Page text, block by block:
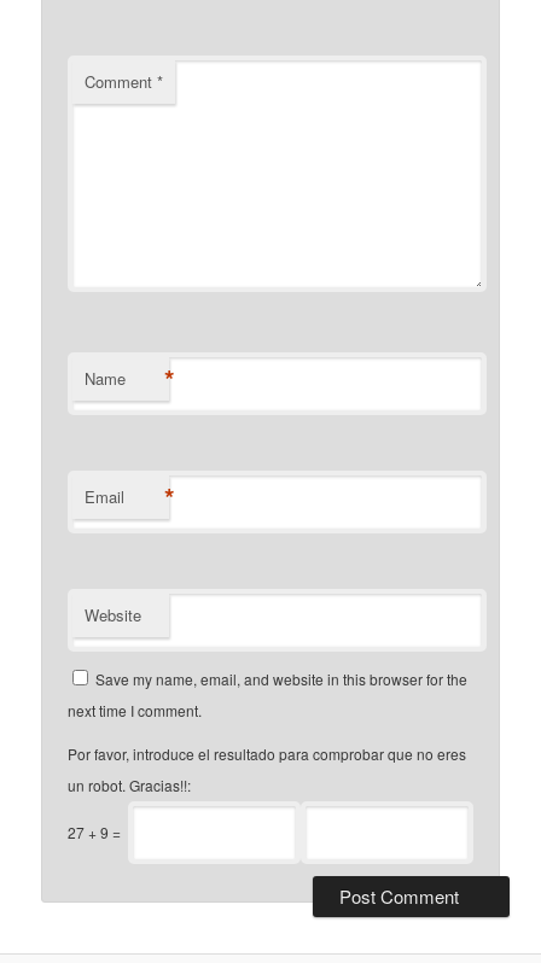
Comment*
Name *
Email *
Website
Save my name, email, and website in this browser for the
next time I comment.
Por favor, introduce el resultado para comprobar que no eres
un robot. Gracias!!:
27+9 =